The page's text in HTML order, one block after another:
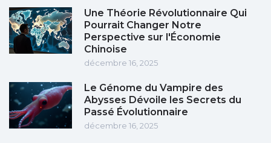
Une Théorie Révolutionnaire Qui
Pourrait Changer Notre
Perspective sur l'Économie
Chinoise
décembre 16, 2025
Le Génome du Vampire des
Abysses Dévoile les Secrets du
Passé Évolutionnaire
décembre 16, 2025